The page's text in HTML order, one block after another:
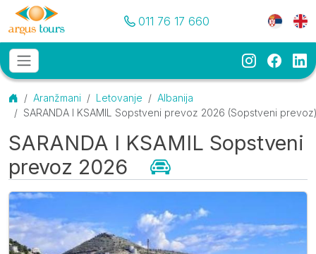
Pozovite nas
011 76 17 660 Meni
Osnovni meni
MENU
Instagram
Početna
Aranžmani Letovanje
Albanija
SARANDA I KSAMIL Sopstveni prevoz 2026 (Sopstveni
SARANDA I KSAMIL Sopstveni
prevoz 2026
(Sopstveni prevoz)
O destinaciji
Galerija